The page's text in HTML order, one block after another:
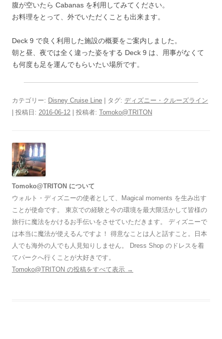
腹が空いたら Cabanas を利用してみてください。
お料理をとって、外でいただくことも出来ます。
Deck 9 で良く利用した施設の概要をご案内しました。
朝と昼、夜では全く違った姿をする Deck 9 は、用事がなくて
も何度も足を運んでもらいたい場所です。
カテゴリー: Disney Cruise Line | タグ: ディズニー・クルーズライン
| 投稿日: 2016-06-12 投稿者: Tomoko@TRITON
Tomoko@TRITON について
ウォルト・ディズニーの使者として、Magical moments を生み出す
ことが使命です。 東京での経験と今の環境を最大限活かして皆様の
旅行に魔法をかけるお手伝いをさせていただきます。 ディズニーで
は本当に魔法が使えるんですよ！ 得意なことは人と話すこと。日本
人でも海外の人でも人見知りしません。 Dress Shop のドレスを着
てパークへ行くことが大好きです。
Tomoko@TRITON の投稿をすべて表示 →